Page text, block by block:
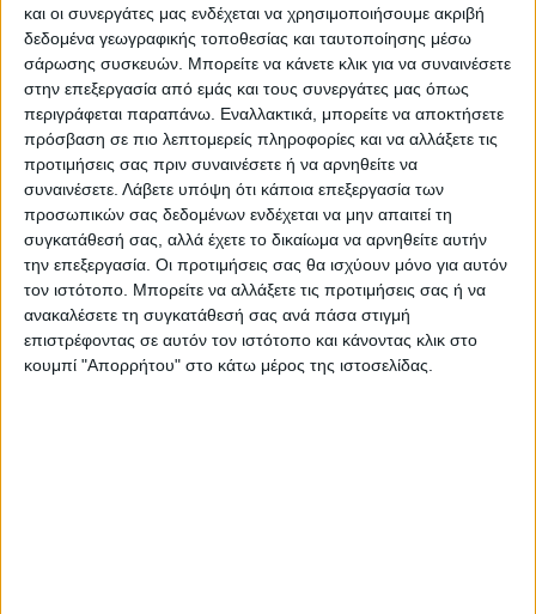
και οι συνεργάτες μας ενδέχεται να χρησιμοποιήσουμε ακριβή
δεδομένα γεωγραφικής τοποθεσίας και ταυτοποίησης μέσω
σάρωσης συσκευών. Μπορείτε να κάνετε κλικ για να συναινέσετε
στην επεξεργασία από εμάς και τους συνεργάτες μας όπως
περιγράφεται παραπάνω. Εναλλακτικά, μπορείτε να αποκτήσετε
πρόσβαση σε πιο λεπτομερείς πληροφορίες και να αλλάξετε τις
προτιμήσεις σας πριν συναινέσετε ή να αρνηθείτε να
συναινέσετε. Λάβετε υπόψη ότι κάποια επεξεργασία των
προσωπικών σας δεδομένων ενδέχεται να μην απαιτεί τη
συγκατάθεσή σας, αλλά έχετε το δικαίωμα να αρνηθείτε αυτήν
την επεξεργασία. Οι προτιμήσεις σας θα ισχύουν μόνο για αυτόν
τον ιστότοπο. Μπορείτε να αλλάξετε τις προτιμήσεις σας ή να
ανακαλέσετε τη συγκατάθεσή σας ανά πάσα στιγμή
επιστρέφοντας σε αυτόν τον ιστότοπο και κάνοντας κλικ στο
κουμπί "Απορρήτου" στο κάτω μέρος της ιστοσελίδας.
Τελευταίες Ειδήσεις Σήμερα
Ακολούθησε την εφημερίδα ΝΕΟΣ
ΑΓΩΝ στο Google News!
Όλες οι εξελίξεις στην περιοχή της
Καρδίτσας και ευρύτερα της Θεσσαλίας